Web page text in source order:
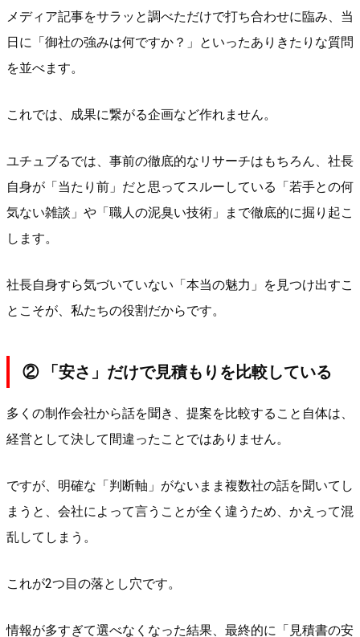
メディア記事をサラッと調べただけで打ち合わせに臨み、当
日に「御社の強みは何ですか？」といったありきたりな質問
を並べます。
これでは、成果に繋がる企画など作れません。
ユチュブるでは、事前の徹底的なリサーチはもちろん、社長
自身が「当たり前」だと思ってスルーしている「若手との何
気ない雑談」や「職人の泥臭い技術」まで徹底的に掘り起こ
します。
社長自身すら気づいていない「本当の魅力」を見つけ出すこ
とこそが、私たちの役割だからです。
② 「安さ」だけで見積もりを比較している
多くの制作会社から話を聞き、提案を比較すること自体は、
経営として決して間違ったことではありません。
ですが、明確な「判断軸」がないまま複数社の話を聞いてし
まうと、会社によって言うことが全く違うため、かえって混
乱してしまう。
これが2つ目の落とし穴です。
情報が多すぎて選べなくなった結果、最終的に「見積書の安